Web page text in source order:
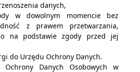
danych,
w dowolnym momencie bez
z prawem przetwarzania,
na podstawie zgody przed jej
do Urzędu Ochrony Danych.
Ochrony Danych Osobowych w